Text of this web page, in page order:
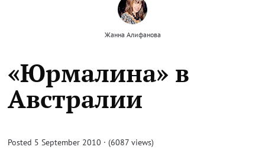
Жанна Алифанова
«Юрмалина» в
Австралии
Posted 5 September 2010 · (6087 views)